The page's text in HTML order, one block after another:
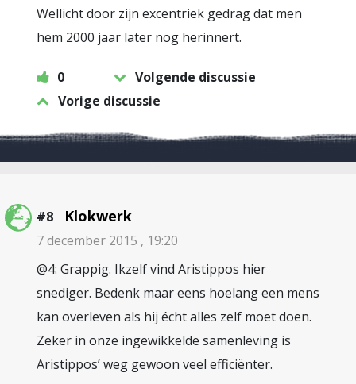
Wellicht door zijn excentriek gedrag dat men
hem 2000 jaar later nog herinnert.
0
Volgende discussie
Vorige discussie
#8 Klokwerk
7 december 2015 , 19:20
@4: Grappig. Ikzelf vind Aristippos hier
snediger. Bedenk maar eens hoelang een mens
kan overleven als hij écht alles zelf moet doen.
Zeker in onze ingewikkelde samenleving is
Aristippos’ weg gewoon veel efficiënter.